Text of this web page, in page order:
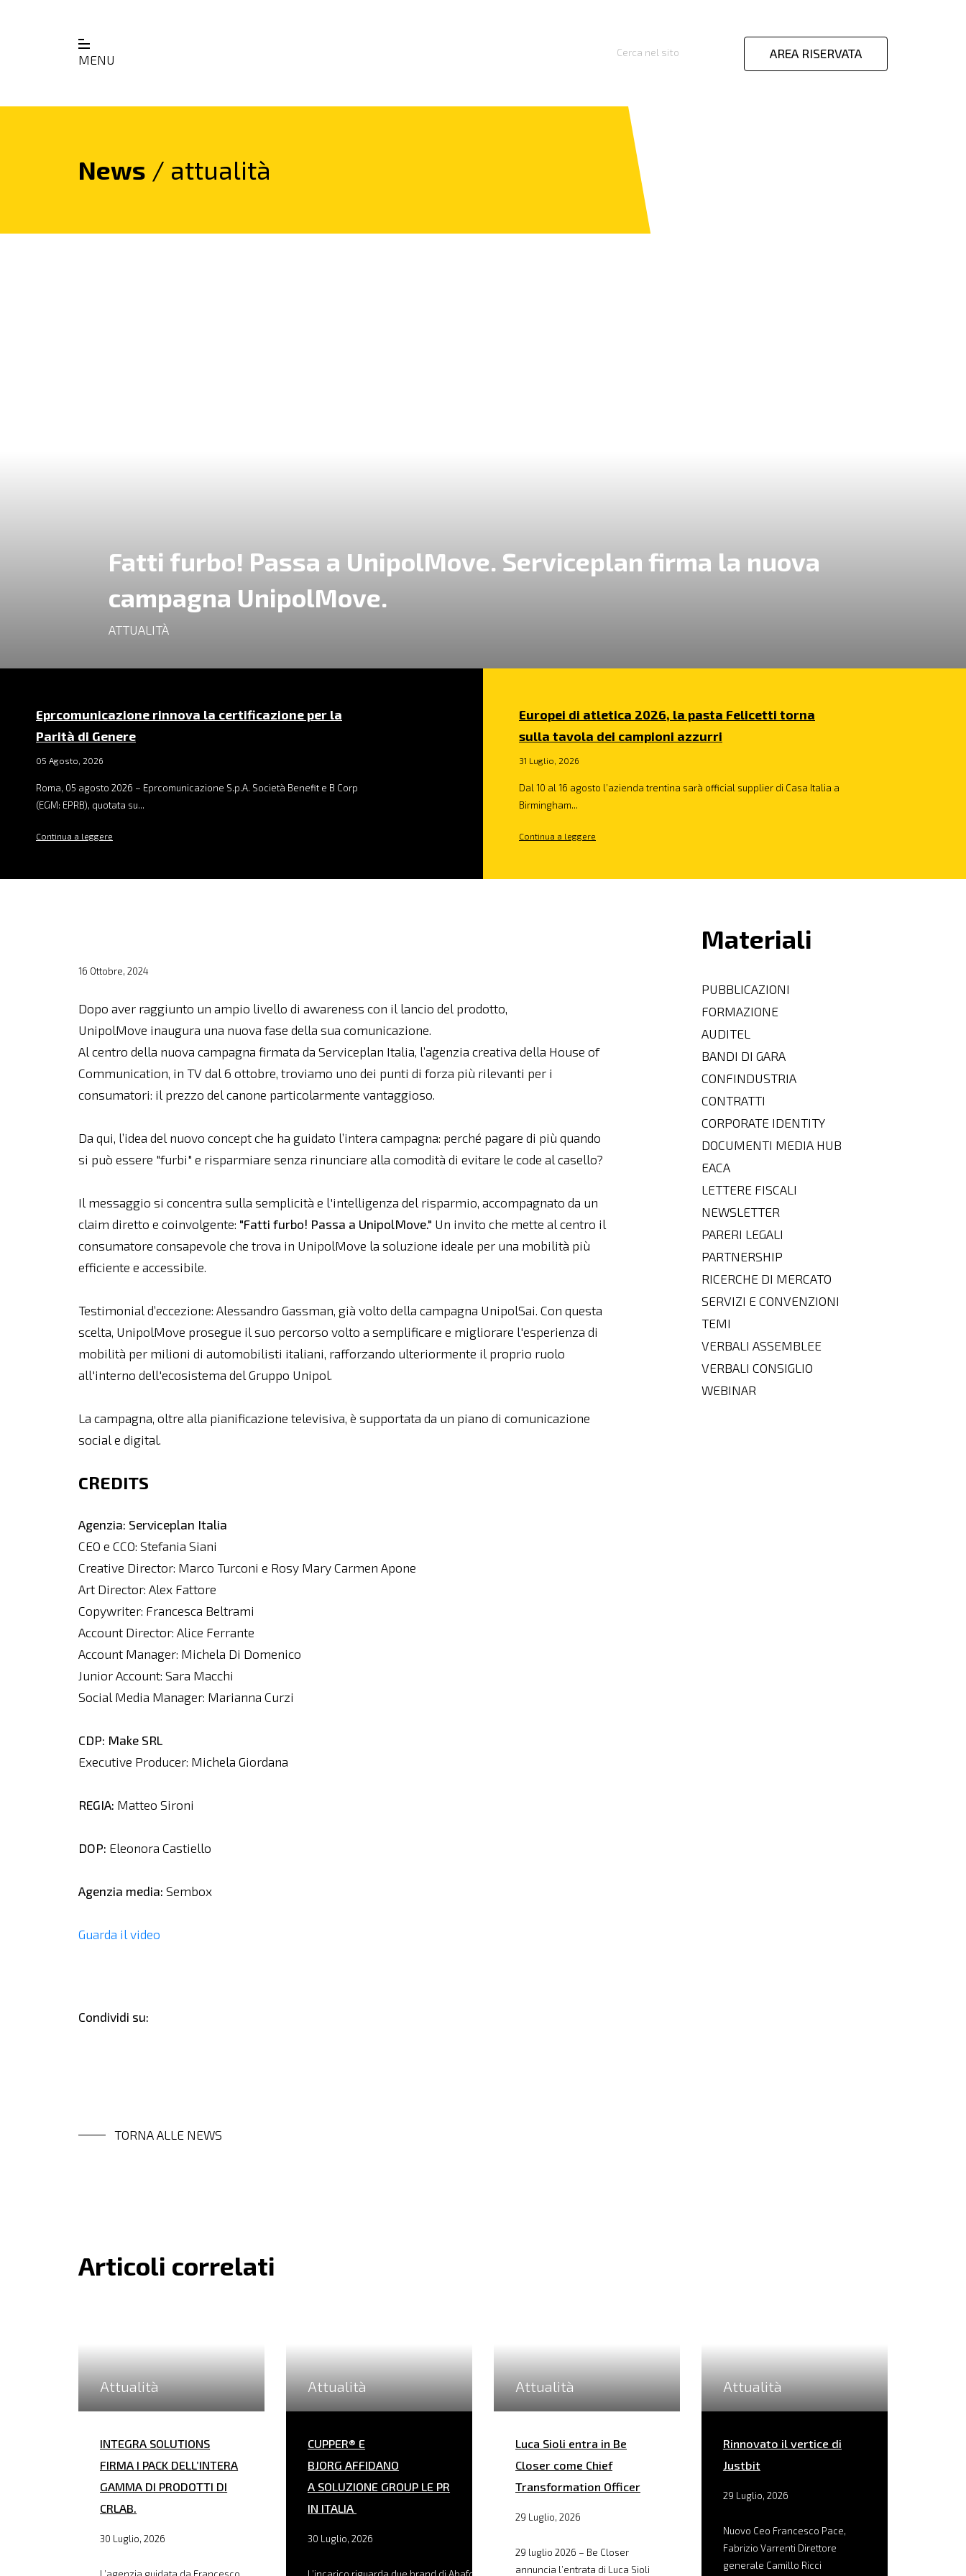
MENU
Cerca nel sito AREA RISERVATA
News / attualità
Fatti furbo! Passa a UnipolMove. Serviceplan firma la nuova
campagna UnipolMove.
ATTUALITÀ
Eprcomunicazione rinnova la certificazione per la
Parità di Genere
05 Agosto, 2026
Roma, 05 agosto 2026 – Eprcomunicazione S.p.A. Società Benefit e B Corp
(EGM: EPRB), quotata su...
Continua a leggere
Europei di atletica 2026, la pasta Felicetti torna
sulla tavola dei campioni azzurri
31 Luglio, 2026
Dal 10 al 16 agosto l’azienda trentina sarà official supplier di Casa Italia a
Birmingham...
Continua a leggere
16 Ottobre, 2024
Dopo aver raggiunto un ampio livello di awareness con il lancio del prodotto,
UnipolMove inaugura una nuova fase della sua comunicazione.
Al centro della nuova campagna firmata da Serviceplan Italia, l’agenzia creativa della House of
Communication, in TV dal 6 ottobre, troviamo uno dei punti di forza più rilevanti per i
consumatori: il prezzo del canone particolarmente vantaggioso.
Da qui, l’idea del nuovo concept che ha guidato l’intera campagna: perché pagare di più quando
si può essere "furbi" e risparmiare senza rinunciare alla comodità di evitare le code al casello?
Il messaggio si concentra sulla semplicità e l'intelligenza del risparmio, accompagnato da un
claim diretto e coinvolgente: "Fatti furbo! Passa a UnipolMove." Un invito che mette al centro il
consumatore consapevole che trova in UnipolMove la soluzione ideale per una mobilità più
efficiente e accessibile.
Testimonial d’eccezione: Alessandro Gassman, già volto della campagna UnipolSai. Con questa
scelta, UnipolMove prosegue il suo percorso volto a semplificare e migliorare l'esperienza di
mobilità per milioni di automobilisti italiani, rafforzando ulteriormente il proprio ruolo
all'interno dell'ecosistema del Gruppo Unipol.
La campagna, oltre alla pianificazione televisiva, è supportata da un piano di comunicazione
social e digital.
CREDITS
Agenzia: Serviceplan Italia
CEO e CCO: Stefania Siani
Creative Director: Marco Turconi e Rosy Mary Carmen Apone
Art Director: Alex Fattore
Copywriter: Francesca Beltrami
Account Director: Alice Ferrante
Account Manager: Michela Di Domenico
Junior Account: Sara Macchi
Social Media Manager: Marianna Curzi
CDP: Make SRL
Executive Producer: Michela Giordana
REGIA: Matteo Sironi
DOP: Eleonora Castiello
Agenzia media:Sembox
Guarda il video
Condividi su:
TORNA ALLE NEWS
Materiali
PUBBLICAZIONI
FORMAZIONE
AUDITEL
BANDI DI GARA
CONFINDUSTRIA
CONTRATTI
CORPORATE IDENTITY
DOCUMENTI MEDIA HUB
EACA
LETTERE FISCALI
NEWSLETTER
PARERI LEGALI
PARTNERSHIP
RICERCHE DI MERCATO
SERVIZI E CONVENZIONI
TEMI
VERBALI ASSEMBLEE
VERBALI CONSIGLIO
WEBINAR
Articoli correlati
Attualità
INTEGRA SOLUTIONS
FIRMA I PACK DELL’INTERA
GAMMA DI PRODOTTI DI
CRLAB.
30 Luglio, 2026
Attualità
CUPPER® E
BJORG AFFIDANO
A SOLUZIONE GROUP LE PR
IN ITALIA
30 Luglio, 2026
Attualità
Luca Sioli entra in Be
Closer come Chief
Transformation Officer
29 Luglio, 2026
29 luglio 2026 – Be Closer
annuncia l’entrata di Luca Sioli
Attualità
Rinnovato il vertice di
Justbit
29 Luglio, 2026
Nuovo Ceo Francesco Pace,
Fabrizio Varrenti Direttore
generale Camillo Ricci